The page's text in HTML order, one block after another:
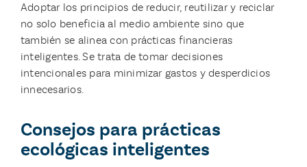
Adoptar los principios de reducir, reutilizar y reciclar
no solo beneficia al medio ambiente sino que
también se alinea con prácticas financieras
inteligentes. Se trata de tomar decisiones
intencionales para minimizar gastos y desperdicios
innecesarios.
Consejos para prácticas
ecológicas inteligentes